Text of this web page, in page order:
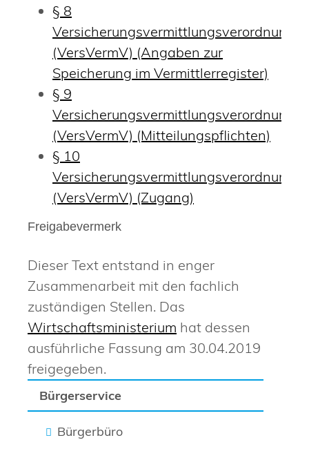
Bürgerservice
Bürgerbüro
§ 8
Versicherungsvermittlungsverordnung
(VersVermV) (Angaben zur
Speicherung im Vermittlerregister)
§ 9
Versicherungsvermittlungsverordnung
(VersVermV) (Mitteilungspflichten)
§ 10
Versicherungsvermittlungsverordnung
(VersVermV) (Zugang)
Freigabevermerk
Dieser Text entstand in enger
Zusammenarbeit mit den fachlich
zuständigen Stellen. Das
Wirtschaftsministerium hat dessen
ausführliche Fassung am 30.04.2019
freigegeben.